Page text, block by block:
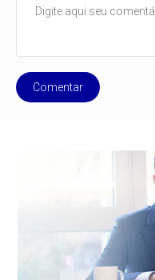
Comentar